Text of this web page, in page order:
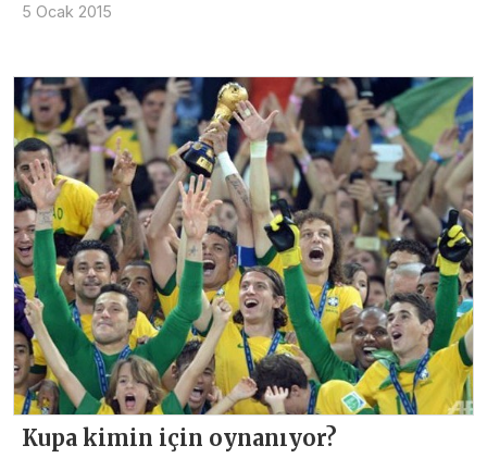
5 Ocak 2015
Kupa kimin için oynanıyor?